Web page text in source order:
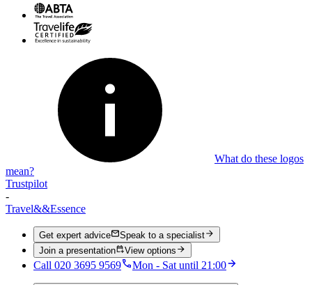
What do these logos
mean?
Trustpilot
-
Travel&&Essence
Get expert advice
Speak to a specialist
Join a presentation
View options
Call 020 3695 9569 Mon - Sat until 21:00